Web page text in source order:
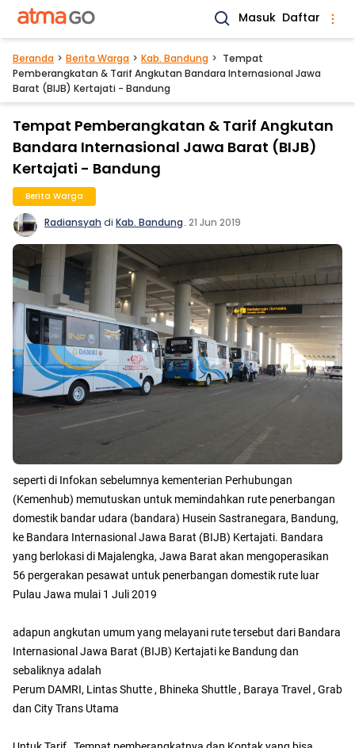
Masuk Daftar
Beranda Berita Warga Kab. Bandung
Tempat
Pemberangkatan & Tarif Angkutan Bandara Internasional Jawa
Barat (BIJB) Kertajati - Bandung
Tempat Pemberangkatan & Tarif Angkutan
Bandara Internasional Jawa Barat (BIJB)
Kertajati - Bandung
Berita Warga
Radiansyah di Kab. Bandung. 21 Jun 2019
seperti di Infokan sebelumnya kementerian Perhubungan
(Kemenhub) memutuskan untuk memindahkan rute penerbangan
domestik bandar udara (bandara) Husein Sastranegara, Bandung,
ke Bandara Internasional Jawa Barat (BIJB) Kertajati. Bandara
yang berlokasi di Majalengka, Jawa Barat akan mengoperasikan
56 pergerakan pesawat untuk penerbangan domestik rute luar
Pulau Jawa mulai 1 Juli 2019
adapun angkutan umum yang melayani rute tersebut dari Bandara
Internasional Jawa Barat (BIJB) Kertajati ke Bandung dan
sebaliknya adalah
Perum DAMRI, Lintas Shutte , Bhineka Shuttle , Baraya Travel , Grab
dan City Trans Utama